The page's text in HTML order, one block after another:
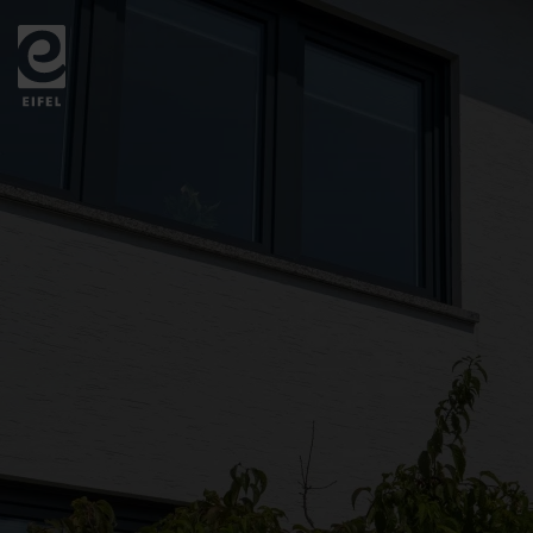
Zurück
zur
Startseite